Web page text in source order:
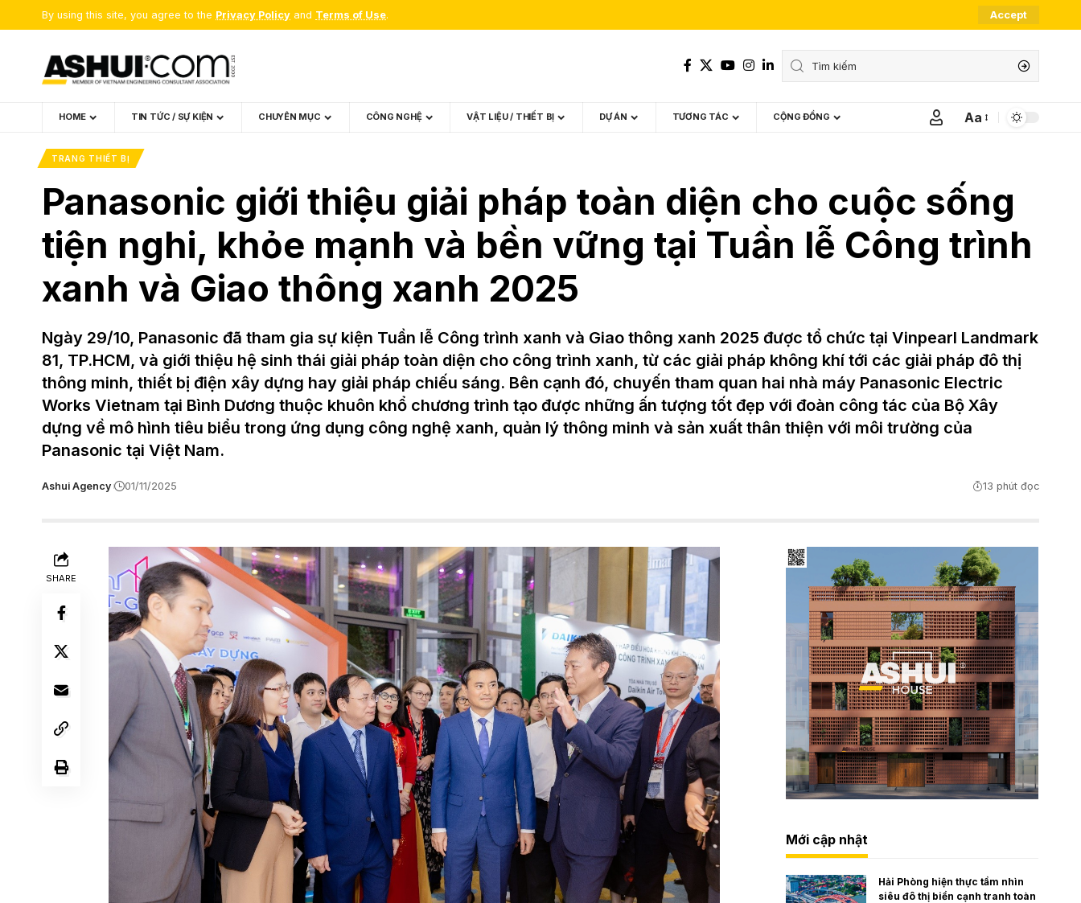
By using this site, you agree to the Privacy Policy and Terms of Use. Accept
HOME TIN TỨC / SỰ KIỆN CHUYÊN MỤC CÔNG NGHỆ VẬT LIỆU / THIẾT BỊ DỰ ÁN TƯƠNG TÁC CỘNG ĐỒNG
Font
Aa
TRANG THIẾT BỊ
Panasonic giới thiệu giải pháp toàn diện cho cuộc sống
tiện nghi, khỏe mạnh và bền vững tại Tuần lễ Công trình
xanh và Giao thông xanh 2025
Ngày 29/10, Panasonic đã tham gia sự kiện Tuần lễ Công trình xanh và Giao thông xanh 2025 được tổ chức tại Vinpearl Landmark
81, TP.HCM, và giới thiệu hệ sinh thái giải pháp toàn diện cho công trình xanh, từ các giải pháp không khí tới các giải pháp đô thị
thông minh, thiết bị điện xây dựng hay giải pháp chiếu sáng. Bên cạnh đó, chuyến tham quan hai nhà máy Panasonic Electric
Works Vietnam tại Bình Dương thuộc khuôn khổ chương trình tạo được những ấn tượng tốt đẹp với đoàn công tác của Bộ Xây
dựng về mô hình tiêu biểu trong ứng dụng công nghệ xanh, quản lý thông minh và sản xuất thân thiện với môi trường của
Panasonic tại Việt Nam.
Ashui Agency 01/11/2025 13 phút đọc
SHARE
Mới cập nhật
Hải Phòng hiện thực tầm nhìn
siêu đô thị biển cạnh tranh toàn